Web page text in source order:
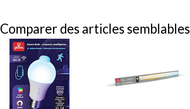
Comparer des articles semblables